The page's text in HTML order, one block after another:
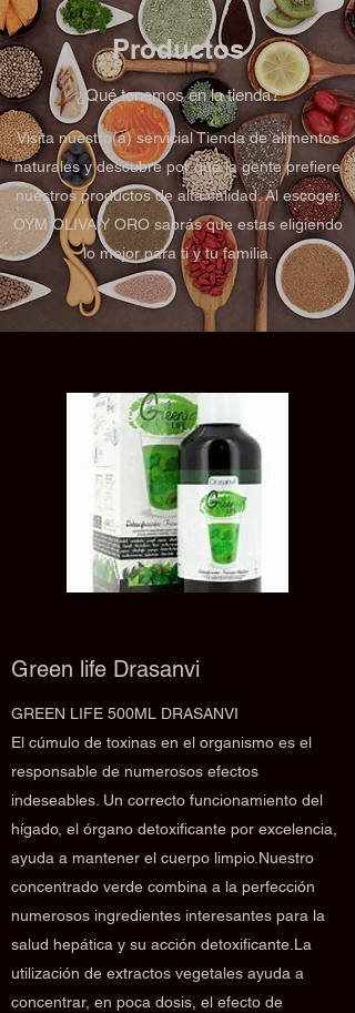
Productos
¿Qué tenemos en la tienda?
Visita nuestro(a) servicial Tienda de alimentos
naturales y descubre por qué la gente prefiere
nuestros productos de alta calidad. Al escoger
OYM OLIVA Y ORO sabrás que estas eligiendo
lo mejor para ti y tu familia.
Green life Drasanvi
GREEN LIFE 500ML DRASANVI
El cúmulo de toxinas en el organismo es el
responsable de numerosos efectos
indeseables. Un correcto funcionamiento del
hígado, el órgano detoxificante por excelencia,
ayuda a mantener el cuerpo limpio.Nuestro
concentrado verde combina a la perfección
numerosos ingredientes interesantes para la
salud hepática y su acción detoxificante.La
utilización de extractos vegetales ayuda a
concentrar, en poca dosis, el efecto de